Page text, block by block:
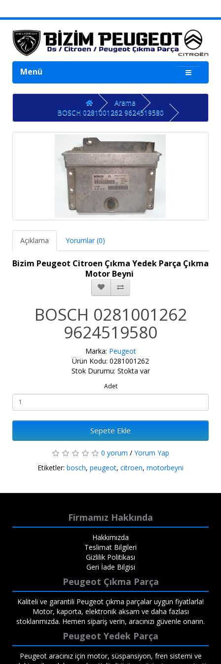
Menü
Arama
BOSCH 0281001262 9624519580
Açıklama Yorumlar (0)
Bizim Peugeot Citroen Çıkma Yedek Parça Çıkma
Motor Beyni
BOSCH 0281001262
9624519580
Marka: Peugeot
Ürün Kodu: 0281001262
Stok Durumu: Stokta var
Adet
Sepete Ekle
0 yorum / Yorum Yap
Etiketler: bosch, peugeot, citroen, motorbeyni
Firmamız Hakkında
Hakkımızda
Teslimat Bilgileri
Gizlilik Politikası
Geri İade Bilgisi
Peugeot Çıkma Parça
Kaliteli ve garantili Peugeot çıkma parçalar uygun fiyatlarla!
Motor, kaporta, elektronik aksam ve daha fazlası
stoklarımızda. Hemen sipariş verin, aracınızı güvenle onarın.
Peugeot Yedek Parça
Peugeot aracınız için motor, süspansiyon, fren sistemi ve